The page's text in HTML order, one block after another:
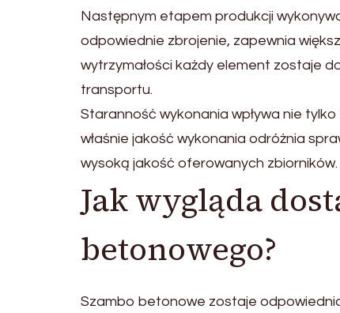
Następnym etapem produkcji
odpowiednie zbrojenie, zapewnia
wytrzymałości każdy element zostaje
transportu.
Staranność wykonania wpływa nie
właśnie jakość wykonania odróżnia
wysoką jakość oferowanych zbiorników.
Jak wygląda
betonowego?
Szambo betonowe zostaje